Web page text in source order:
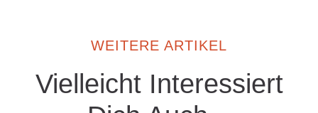
WEITERE ARTIKEL
Vielleicht Interessiert